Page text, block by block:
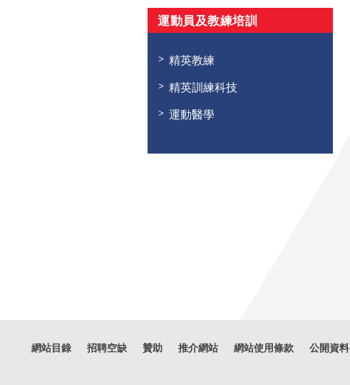
運動員及教練培訓
精英教練
精英訓練科技
運動醫學
網站目錄 招聘空缺 贊助 推介網站 網站使用條款 公開資料